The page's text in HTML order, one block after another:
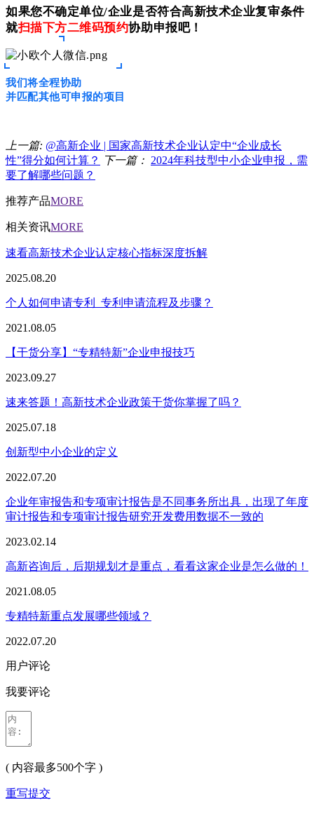
如果您不确定单位/企业是否符合高新技术企业复审条件
就扫描下方二维码预约协助申报吧！
我们将全程协助
并匹配其他可申报的项目
上一篇: @高新企业 | 国家高新技术企业认定中“企业成长
性”得分如何计算？
下一篇： 2024年科技型中小企业申报，需
要了解哪些问题？
推荐产品MORE
相关资讯MORE
速看高新技术企业认定核心指标深度拆解
2025.08.20
个人如何申请专利_专利申请流程及步骤？
2021.08.05
【干货分享】“专精特新”企业申报技巧
2023.09.27
速来答题！高新技术企业政策干货你掌握了吗？
2025.07.18
创新型中小企业的定义
2022.07.20
企业年审报告和专项审计报告是不同事务所出具，出现了年度
审计报告和专项审计报告研究开发费用数据不一致的
2023.02.14
高新咨询后，后期规划才是重点，看看这家企业是怎么做的！
2021.08.05
专精特新重点发展哪些领域？
2022.07.20
用户评论
我要评论
( 内容最多500个字 )
重写提交